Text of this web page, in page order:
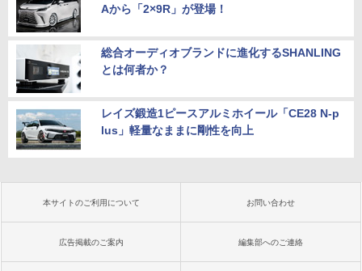
Aから「2×9R」が登場！
総合オーディオブランドに進化するSHANLING
とは何者か？
レイズ鍛造1ピースアルミホイール「CE28 N-p
lus」軽量なままに剛性を向上
本サイトのご利用について お問い合わせ
広告掲載のご案内 編集部へのご連絡